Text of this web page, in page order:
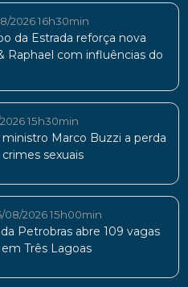
2026 16h30min
da Estrada reforça nova
Raphael com influências do
15h30min
ministro Marco Buzzi a perda
sexuais
08/2026 15h00min
Petrobras abre 109 vagas
Três Lagoas